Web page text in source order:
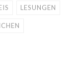
LESUNGEN